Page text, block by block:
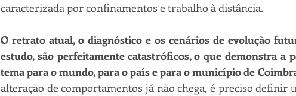
caracterizada por confinamentos e trabalho à distância.
O retrato atual, o diagnóstico e os cenários de evolução
estudo, são perfeitamente catastróficos, o que demonstra a
tema para o mundo, para o país e para o município de
alteração de comportamentos já não chega, é preciso definir